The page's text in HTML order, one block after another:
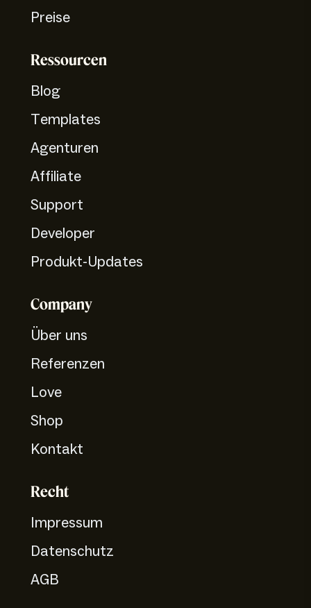
Preise
Ressourcen
Blog
Templates
Agenturen
Affiliate
Support
Developer
Produkt-Updates
Company
Über uns
Referenzen
Love
Shop
Kontakt
Recht
Impressum
Datenschutz
AGB